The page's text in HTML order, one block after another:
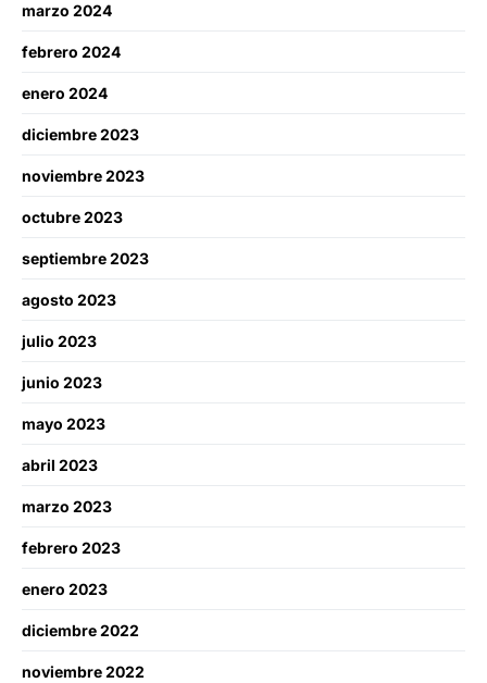
marzo 2024
febrero 2024
enero 2024
diciembre 2023
noviembre 2023
octubre 2023
septiembre 2023
agosto 2023
julio 2023
junio 2023
mayo 2023
abril 2023
marzo 2023
febrero 2023
enero 2023
diciembre 2022
noviembre 2022